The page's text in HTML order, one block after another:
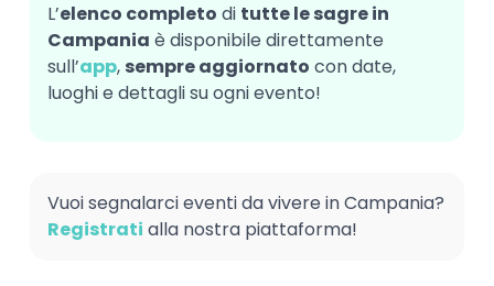
L’elenco completo di tutte le sagre in
Campania è disponibile direttamente
sull’app, sempre aggiornato con date,
luoghi e dettagli su ogni evento!
Vuoi segnalarci eventi da vivere in Campania?
Registrati alla nostra piattaforma!